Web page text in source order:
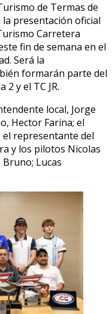
de Termas de
presentación oficial
Carretera
fin de semana en el
Será la
formarán parte del
2 y el TC JR.
local, Jorge
Hector Farina; el
el representante del
y los pilotos Nicolas
Bruno; Lucas